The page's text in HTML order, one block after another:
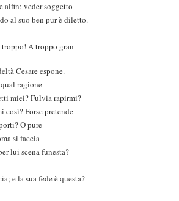
alfin; veder soggetto
al suo ben pur è diletto.
troppo! A troppo gran
Cesare espone.
ragione
miei? Fulvia rapirmi?
così? Forse pretende
O pure
si faccia
lui scena funesta?
e la sua fede è questa?